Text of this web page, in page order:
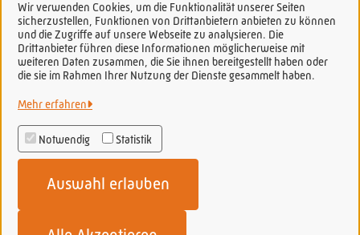
Wir verwenden Cookies, um die Funktionalität unserer Seiten
sicherzustellen, Funktionen von Drittanbietern anbieten zu können
und die Zugriffe auf unsere Webseite zu analysieren. Die
Drittanbieter führen diese Informationen möglicherweise mit
weiteren Daten zusammen, die Sie ihnen bereitgestellt haben oder
die sie im Rahmen Ihrer Nutzung der Dienste gesammelt haben.
Mehr erfahren
Notwendig Statistik
Auswahl erlauben
Stadt Peine
Alle Rechte vorbehalten
Erklärung zur Barrierefreiheit